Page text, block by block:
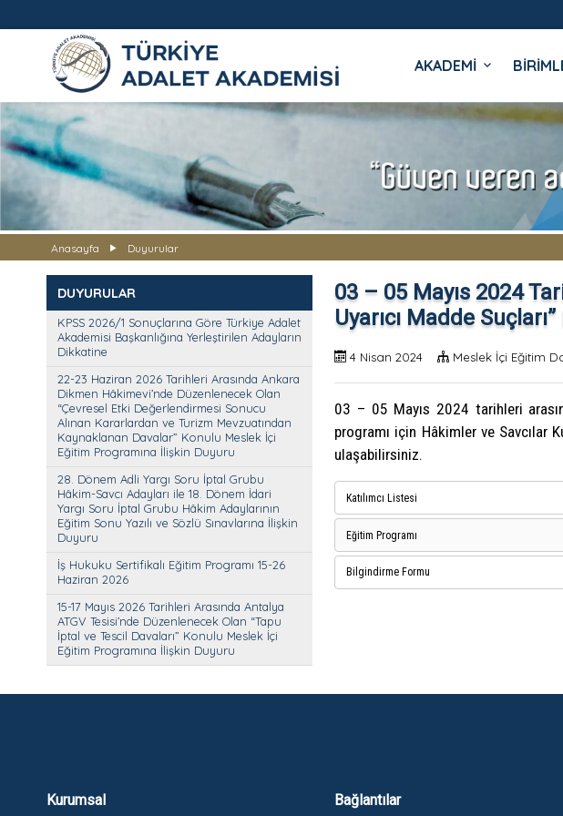
TÜRKİYE ADALET AKADEMİSİ
AKADEMİ
Anasayfa Duyurular
DUYURULAR
KPSS 2026/1 Sonuçlarına Göre Türkiye Adalet
Akademisi Başkanlığına Yerleştirilen Adayların
Dikkatine
22-23 Haziran 2026 Tarihleri Arasında Ankara
Dikmen Hâkimevi’nde Düzenlenecek Olan
“Çevresel Etki Değerlendirmesi Sonucu
Alınan Kararlardan ve Turizm Mevzuatından
Kaynaklanan Davalar” Konulu Meslek İçi
Eğitim Programına İlişkin Duyuru
28. Dönem Adli Yargı Soru İptal Grubu
Hâkim-Savcı Adayları ile 18. Dönem İdari
Yargı Soru İptal Grubu Hâkim Adaylarının
Eğitim Sonu Yazılı ve Sözlü Sınavlarına İlişkin
Duyuru
İş Hukuku Sertifikalı Eğitim Programı 15-26
Haziran 2026
15-17 Mayıs 2026 Tarihleri Arasında Antalya
ATGV Tesisi’nde Düzenlenecek Olan “Tapu
İptal ve Tescil Davaları” Konulu Meslek İçi
Eğitim Programına İlişkin Duyuru
03 – 05 Mayıs 2024
Uyarıcı Madde
4 Nisan 2024 Meslek İçi Eğitim
03 – 05 Mayıs 2024 tarihleri
programı için Hâkimler ve Savcılar
ulaşabilirsiniz.
Katılımcı Listesi
Eğitim Programı
Bilgindirme Formu
Kurumsal Bağlantılar